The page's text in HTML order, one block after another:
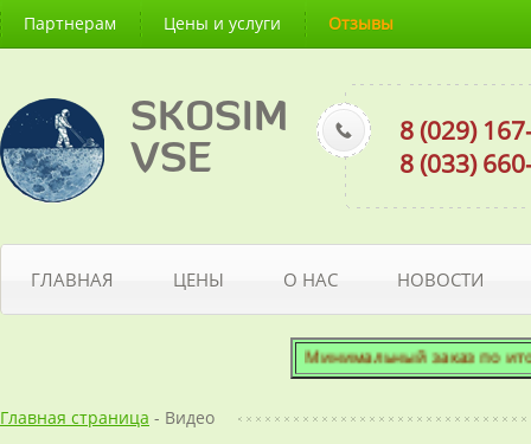
Партнерам Цены и услуги Отзывы
SKOSIM
VSE
8 (029)
8 (033)
ГЛАВНАЯ ЦЕНЫ О НАС НОВОСТИ
Минимальный заказ по
Главная страница - Видео